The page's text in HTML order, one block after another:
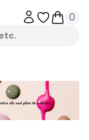
Obiecte
0